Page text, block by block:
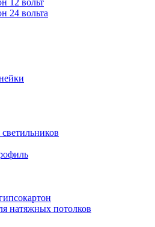
12 вольт
24 вольта
натяжных потолков